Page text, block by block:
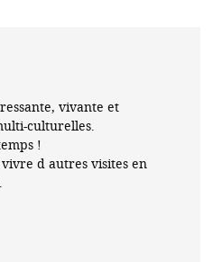
vivante et
culturelles.
!
d autres visites en